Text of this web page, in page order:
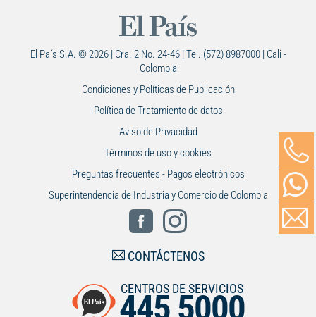
El País S.A. © 2026 | Cra. 2 No. 24-46 | Tel. (572) 8987000 | Cali -
Colombia
Condiciones y Políticas de Publicación
Política de Tratamiento de datos
Aviso de Privacidad
Términos de uso y cookies
Preguntas frecuentes - Pagos electrónicos
Superintendencia de Industria y Comercio de Colombia
CONTÁCTENOS
CENTROS DE SERVICIOS
445 5000